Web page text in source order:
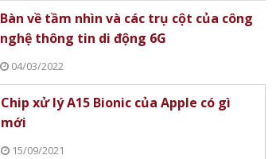
Bàn về tầm nhìn và các trụ cột của công
nghệ thông tin di động 6G
04/03/2022
Chip xử lý A15 Bionic của Apple có gì
mới
15/09/2021